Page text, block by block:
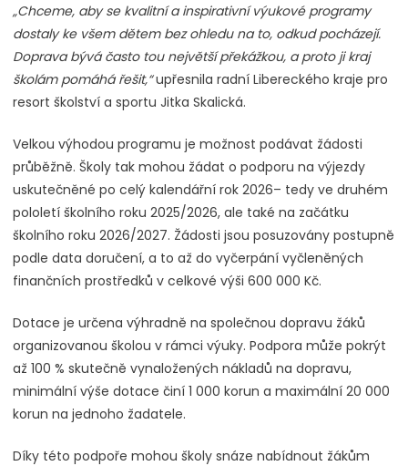
„Chceme, aby se kvalitní a inspirativní výukové programy
dostaly ke všem dětem bez ohledu na to, odkud pocházejí.
Doprava bývá často tou největší překážkou, a proto ji kraj
školám pomáhá řešit,“upřesnila radní Libereckého kraje pro
resort školství a sportu Jitka Skalická.
Velkou výhodou programu je možnost podávat žádosti
průběžně. Školy tak mohou žádat o podporu na výjezdy
uskutečněné po celý kalendářní rok 2026– tedy ve druhém
pololetí školního roku 2025/2026, ale také na začátku
školního roku 2026/2027. Žádosti jsou posuzovány postupně
podle data doručení, a to až do vyčerpání vyčleněných
finančních prostředků v celkové výši 600 000 Kč.
Dotace je určena výhradně na společnou dopravu žáků
organizovanou školou v rámci výuky. Podpora může pokrýt
až 100 % skutečně vynaložených nákladů na dopravu,
minimální výše dotace činí 1 000 korun a maximální 20 000
korun na jednoho žadatele.
Díky této podpoře mohou školy snáze nabídnout žákům